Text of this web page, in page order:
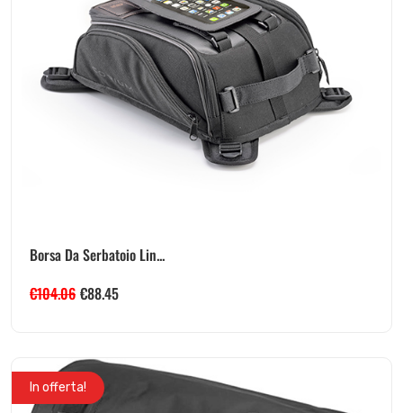
Borsa Da Serbatoio Lin...
€104.06 €88.45
In offerta!